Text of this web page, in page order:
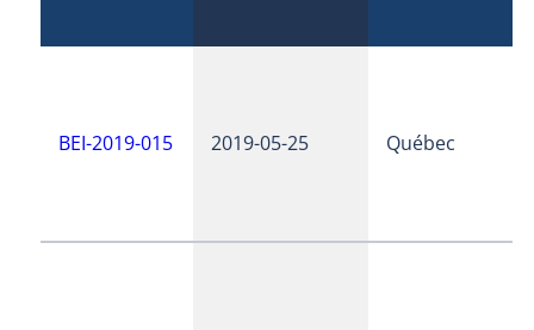
BEI-2019-015 2019-05-25 Québec